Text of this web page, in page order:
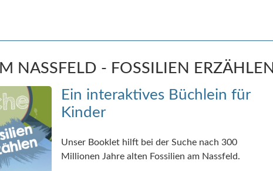
NASSFELD - FOSSILIEN ERZÄHLEN
Ein interaktives Büchlein für
Kinder
Unser Booklet hilft bei der Suche nach 300
Millionen Jahre alten Fossilien am Nassfeld.